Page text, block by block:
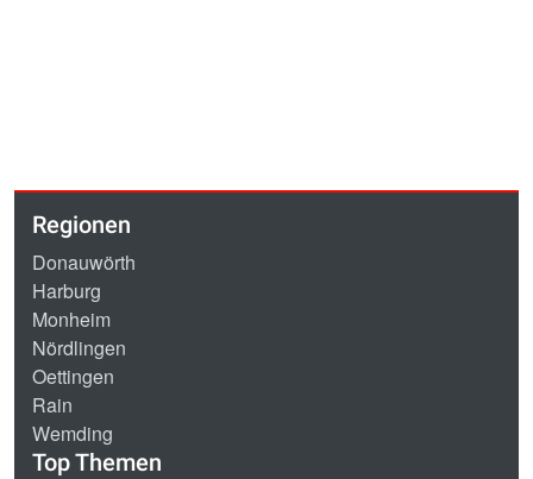
Regionen
Donauwörth
Harburg
Monheim
Nördlingen
Oettingen
Rain
Wemding
Top Themen